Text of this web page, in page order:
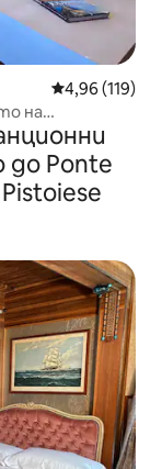
Средна
4,96 (119)
на
до Ponte